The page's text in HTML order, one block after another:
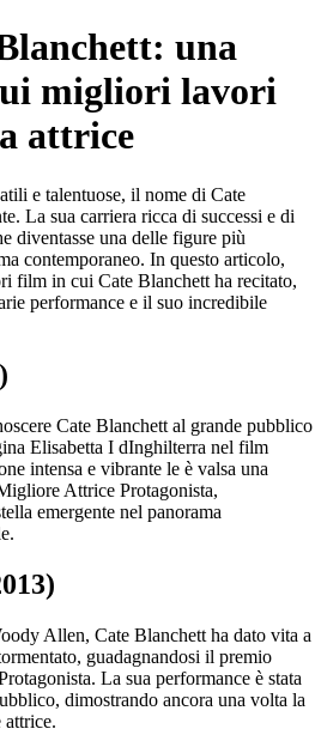
una
migliori lavori
attrice
e talentuose, il nome di Cate
La sua carriera ricca di successi e di
diventasse una delle figure più
contemporaneo. In questo articolo,
film in cui Cate Blanchett ha recitato,
performance e il suo incredibile
Cate Blanchett al grande pubblico
Elisabetta I dInghilterra nel film
intensa e vibrante le è valsa una
Attrice Protagonista,
emergente nel panorama
Allen, Cate Blanchett ha dato vita a
guadagnandosi il premio
La sua performance è stata
dimostrando ancora una volta la
attrice.